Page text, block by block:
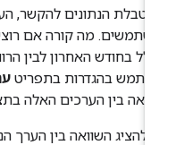
טבלת הנתונים להקשר,
מה קורה אם רוצים
בחודש האחרון לבין
בהגדרות בתפריט
בין הערכים האלה בתצוגה
להציג השוואה בין הערך